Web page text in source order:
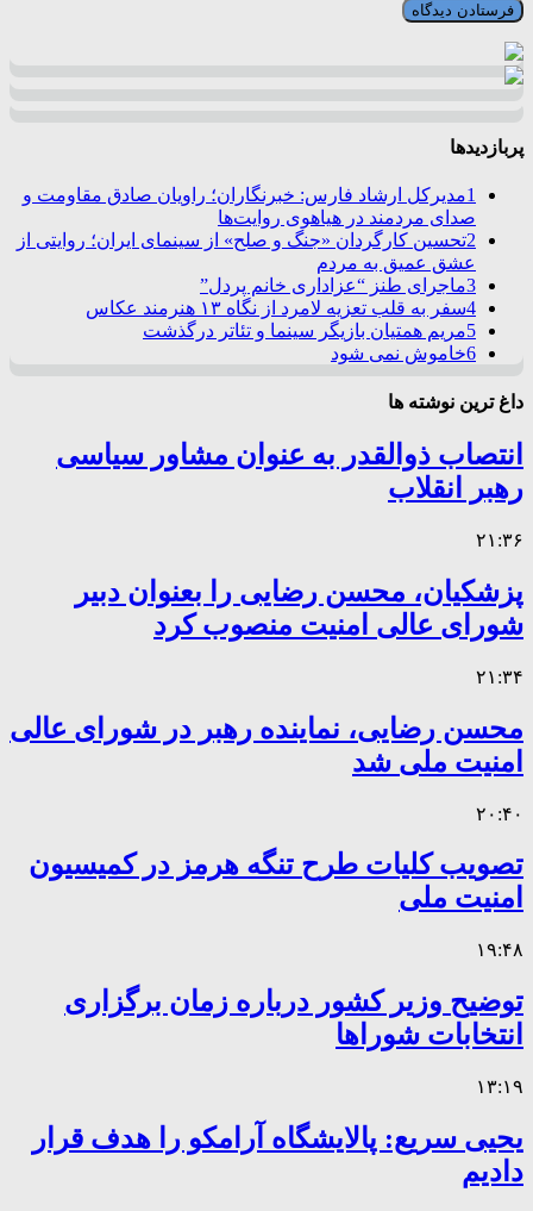
پربازدیدها
1مدیرکل ارشاد فارس: خبرنگاران؛ راویان صادق مقاومت و
صدای مردمند در هیاهوی روایت‌ها
2تحسین کارگردان «جنگ و صلح» از سینمای ایران؛ روایتی از
عشق عمیق به مردم
3ماجرای طنز “عزاداری خانم پردل”
4سفر به قلب تعزیه لامرد از نگاه ۱۳ هنرمند عکاس
5مریم همتیان بازیگر سینما و تئاتر درگذشت
6خاموش نمی شود
داغ ترین نوشته ها
انتصاب ذوالقدر به عنوان مشاور سیاسی
رهبر انقلاب
۲۱:۳۶
پزشکیان، محسن رضایی را بعنوان دبیر
شورای عالی امنیت منصوب کرد
۲۱:۳۴
محسن رضایی، نماینده رهبر در شورای عالی
امنیت ملی شد
۲۰:۴۰
تصویب کلیات طرح تنگه هرمز در کمیسیون
امنیت ملی
۱۹:۴۸
توضیح وزیر کشور درباره زمان برگزاری
انتخابات شوراها
۱۳:۱۹
یحیی سریع: پالایشگاه آرامکو را هدف قرار
دادیم